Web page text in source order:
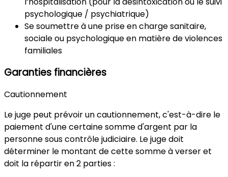
psychologique / psychiatrique)
Se soumettre à une prise en charge sanitaire,
sociale ou psychologique en matière de violences
familiales
Garanties financières
Cautionnement
Le juge peut prévoiruncautionnement,c'est-à-dire le
paiement d'une certaine somme d'argent par la
personne sous contrôle judiciaire. Le juge doit
déterminer le montant de cette sommeà verser et
doit la répartir en 2 parties :